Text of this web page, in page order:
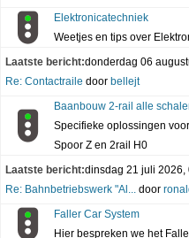
Elektronicatechniek
Weetjes en tips over
Laatste bericht:donderdag 06
Re: Contactraile door bellejt
Baanbouw 2-rail alle
Specifieke oplossingen
Spoor Z en 2rail H0
Laatste bericht:dinsdag 21 juli 2026,
Re: Bahnbetriebswerk "Al... door
Faller Car System
Hier bespreken we het